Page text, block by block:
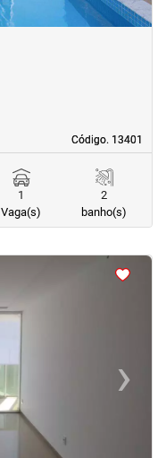
Código. 13401
Código. 13401
1
Vaga(s)
2
banho(s)
›Next